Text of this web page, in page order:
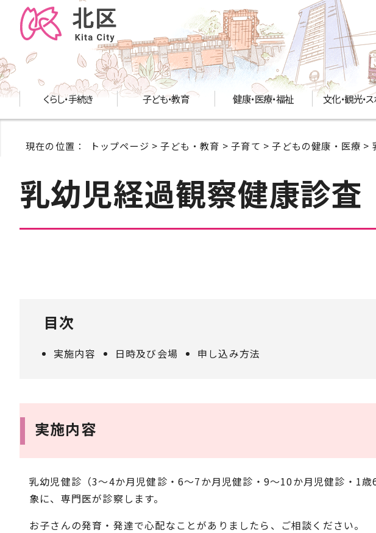
くらし・手続き 子ども・教育 健康・医療・福祉 文化・観光・
現在の位置： トップページ >子ども・教育 >子育て >子どもの健康・医療 >
乳幼児経過観察健康診査
目次
実施内容 日時及び会場 申し込み方法
実施内容
乳幼児健診（3～4か月児健診・6～7か月児健診・9～10か月児健診・1
象に、専門医が診察します。
お子さんの発育・発達で心配なことがありましたら、ご相談ください。